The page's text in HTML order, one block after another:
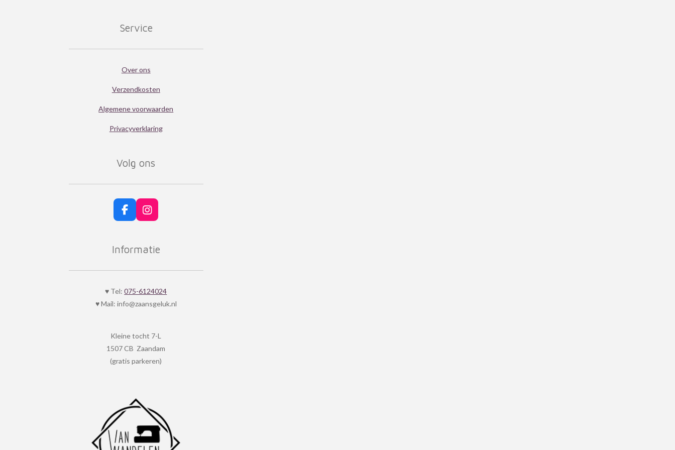
Service
Over ons
Verzendkosten
Algemene voorwaarden
Privacyverklaring
Volg ons
F
a
e
b
o
I
n
t
a
r
m
Informatie
♥ Tel:075-6124024
♥ Mail: info@zaansgeluk.nl
Kleine tocht 7-L
1507 CB Zaandam
(gratis parkeren)